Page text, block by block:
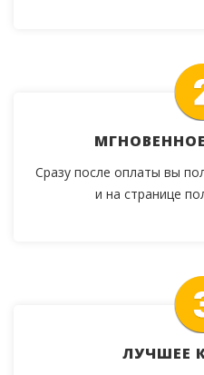
Сразу после оплаты вы
и на странице
ЛУЧШЕЕ